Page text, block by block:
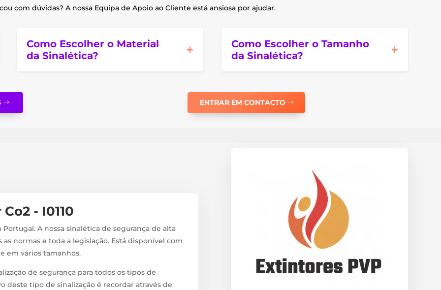
com dúvidas? A nossa Equipa de Apoio ao Cliente está ansiosa por ajudar.
Como Escolher o Material
da Sinalética?
Como Escolher o Tamanho
da Sinalética?
ENTRAR EM CONTACTO
- I0110
A nossa sinalética de segurança de alta
normas e toda a legislação. Está disponível com
em vários tamanhos.
de segurança para todos os tipos de
deste tipo de sinalização é recordar através de